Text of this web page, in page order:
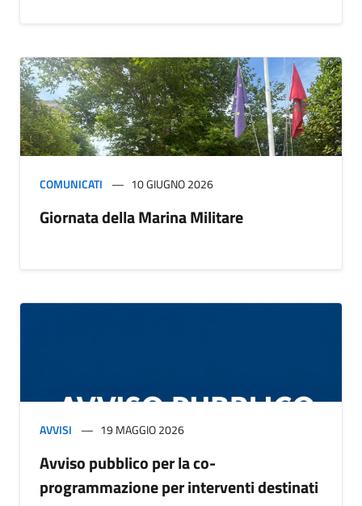
COMUNICATI 10 GIUGNO 2026
Giornata della Marina Militare
AVVISI 19 MAGGIO 2026
Avviso pubblico per la co-
programmazione per interventi destinati